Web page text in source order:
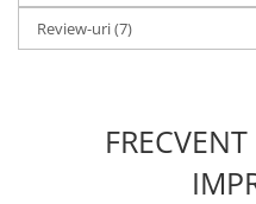
Review-uri(7)